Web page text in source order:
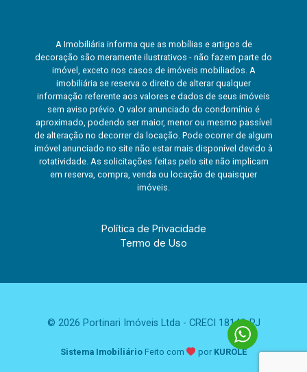
A Imobiliária informa que as mobílias e artigos de
decoração são meramente ilustrativos - não fazem parte do
imóvel, exceto nos casos de imóveis mobiliados. A
imobiliária se reserva o direito de alterar qualquer
informação referente aos valores e dados de seus imóveis
sem aviso prévio. O valor anunciado do condomínio é
aproximado, podendo ser maior, menor ou mesmo passível
de alteração no decorrer da locação. Pode ocorrer de algum
imóvel anunciado no site não estar mais disponível devido à
rotatividade. As solicitações feitas pelo site não implicam
em reserva, compra, venda ou locação de quaisquer
imóveis.
Política de Privacidade
Termo de Uso
© 2026 Portinari Imóveis Ltda - CRECI 18149-PJ
Sistema Imobiliário Feito com por KUROLE